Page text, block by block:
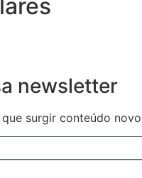
newsletter
surgir conteúdo novo